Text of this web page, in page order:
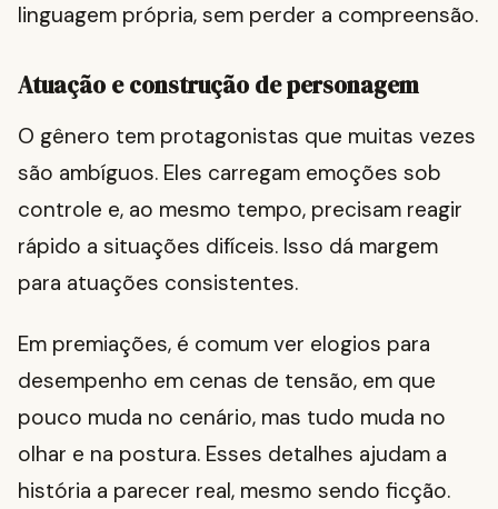
linguagem própria, sem perder a compreensão.
Atuação e construção de personagem
O gênero tem protagonistas que muitas vezes
são ambíguos. Eles carregam emoções sob
controle e, ao mesmo tempo, precisam reagir
rápido a situações difíceis. Isso dá margem
para atuações consistentes.
Em premiações, é comum ver elogios para
desempenho em cenas de tensão, em que
pouco muda no cenário, mas tudo muda no
olhar e na postura. Esses detalhes ajudam a
história a parecer real, mesmo sendo ficção.